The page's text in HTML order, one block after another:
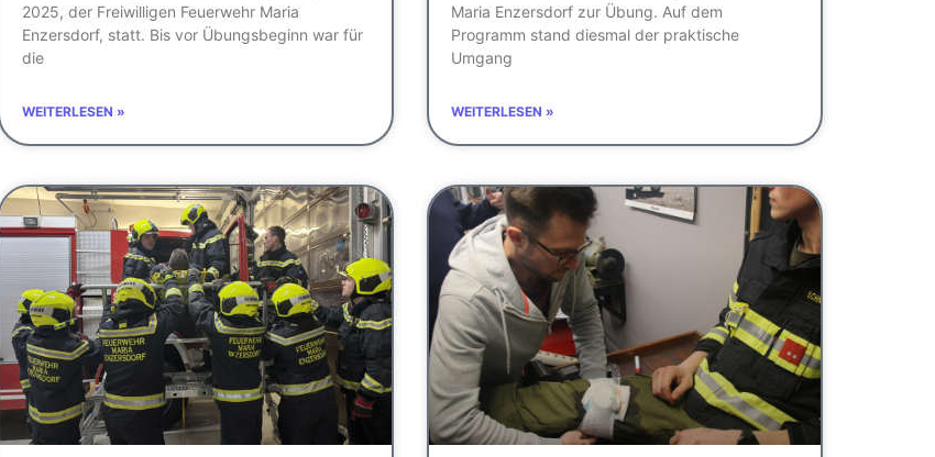
2025, der Freiwilligen Feuerwehr Maria
Enzersdorf, statt. Bis vor Übungsbeginn war für
die
WEITERLESEN »
Maria Enzersdorf zur Übung. Auf dem
Programm stand diesmal der praktische
Umgang
WEITERLESEN »